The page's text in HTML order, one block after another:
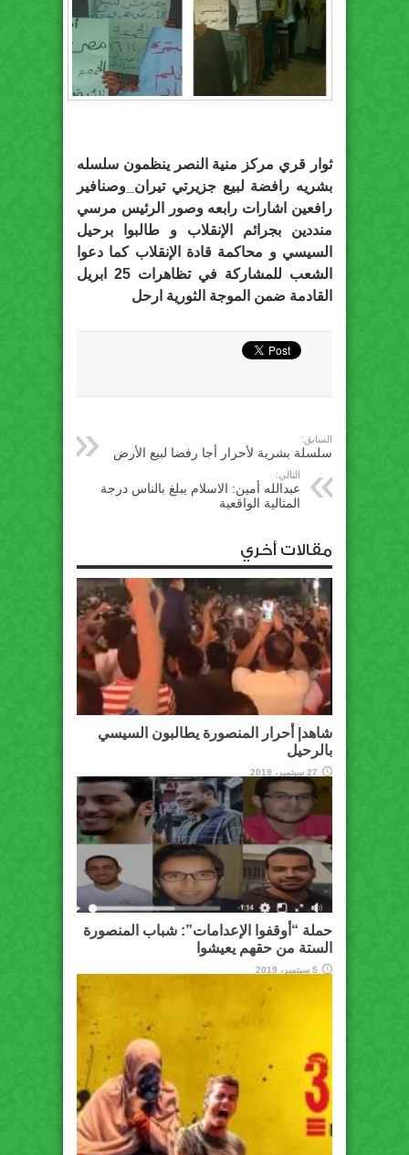
ثوار قري مركز منية النصر ينظمون سلسله
منددين بجرائم ‫‏الإنقلاب‬ و طالبوا برحيل
السيسي و محاكمة قادة الإنقلاب كما دعوا
الشعب للمشاركة في تظاهرات 25 ابريل
القادمة ضمن الموجة الثورية ‫‏ارحل‬
السابق:
سلسلة بشرية لأحرار أجا رفضا لبيع الأرض
التالي:
عبدالله أمين: الاسلام يبلغ بالناس درجة
المثالية الواقعية
مقالات أخري
شاهد| أحرار المنصورة يطالبون السيسي
بالرحيل
27 سبتمبر، 2019
حملة “أوقفوا الإعدامات”: شباب المنصورة
الستة من حقهم يعيشوا
5 سبتمبر، 2019